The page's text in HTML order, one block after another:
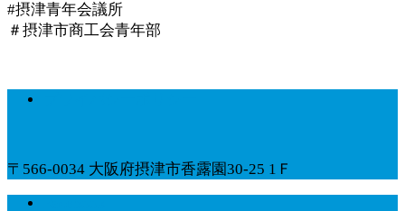
#摂津青年会議所
＃摂津市商工会青年部
〒566-0034 大阪府摂津市香露園30-25 1Ｆ